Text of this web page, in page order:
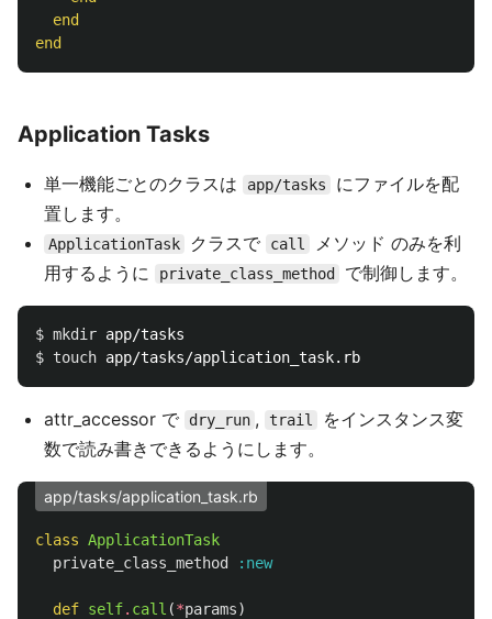
end
end
Application Tasks
単一機能ごとのクラスは app/tasks
にファイルを配
置します。
ApplicationTask クラスで call
メソッド のみを利
用するように
private_class_method で制御します。
$ mkdir
$ touch
attr_accessor で dry_run , trail
をインスタンス変
数で読み書きできるようにします。
app/tasks/application_task.rb
class ApplicationTask
private_class_method
:new
def self. call (*params)